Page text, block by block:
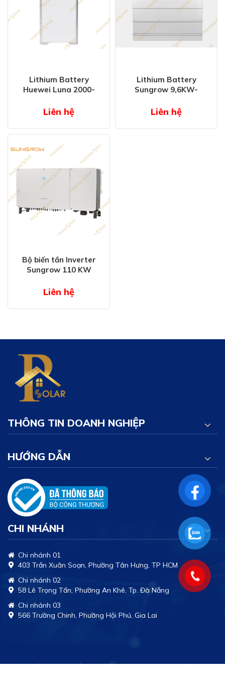
Lithium Battery
Huewei Luna 2000-
Liên hệ
Lithium Battery
Sungrow 9,6KW-
Liên hệ
Bộ biến tần Inverter
Sungrow 110 KW
Liên hệ
THÔNG TIN DOANH NGHIỆP
HƯỚNG DẪN
CHI NHÁNH
Chi nhánh 01
403 Trần Xuân Soạn, Phường Tân Hưng, TP HCM
Chi nhánh 02
58 Lê Trọng Tấn, Phường An Khê, Tp. Đà Nẵng
Chi nhánh 03
566 Trường Chinh, Phường Hội Phú, Gia Lai